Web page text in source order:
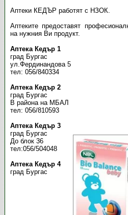
Аптеки КЕДЪР работят с НЗОК.
Аптеките предоставят
на нужния Ви продукт.
Аптека Кедър 1
град Бургас
ул.Фердинандова 5
тел: 056/840334
Аптека Кедър 2
град Бургас
В района на МБАЛ
тел: 056/810593
Аптека Кедър 3
град Бургас
До блок 36
тел:056/504048
Аптека Кедър 4
град Бургас